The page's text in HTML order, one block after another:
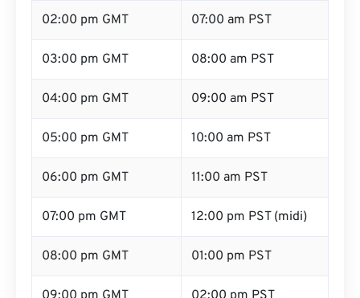
02:00 pm GMT 07:00 am PST
03:00 pm GMT 08:00 am PST
04:00 pm GMT 09:00 am PST
05:00 pm GMT 10:00 am PST
06:00 pm GMT 11:00 am PST
07:00 pm GMT 12:00 pm PST (midi)
08:00 pm GMT 01:00 pm PST